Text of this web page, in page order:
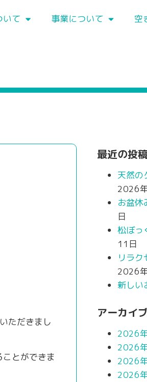
いて 事業について 空
ただきまし
とができま
最近の投
天然の
2026
お盆休
日
松ぼっ
11日
リラ
2026
新しい
アーカイ
2026
2026
2026
2026